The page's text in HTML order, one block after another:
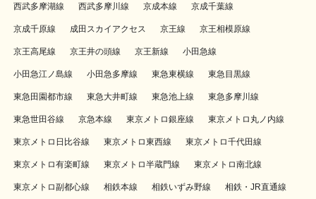
西武多摩湖線 西武多摩川線 京成本線 京成千葉線
京成千原線 成田スカイアクセス 京王線 京王相模原線
京王高尾線 京王井の頭線 京王新線 小田急線
小田急江ノ島線 小田急多摩線 東急東横線 東急目黒線
東急田園都市線 東急大井町線 東急池上線 東急多摩川線
東急世田谷線 京急本線 東京メトロ銀座線 東京メトロ丸ノ内線
東京メトロ日比谷線 東京メトロ東西線 東京メトロ千代田線
東京メトロ有楽町線 東京メトロ半蔵門線 東京メトロ南北線
東京メトロ副都心線 相鉄本線 相鉄いずみ野線 相鉄・JR直通線